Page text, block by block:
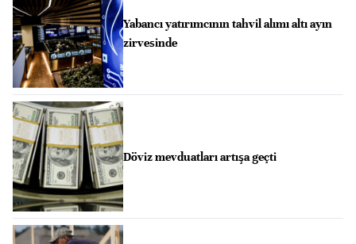
Yabancı yatırımcının tahvil alımı altı ayın
zirvesinde
Döviz mevduatları artışa geçti